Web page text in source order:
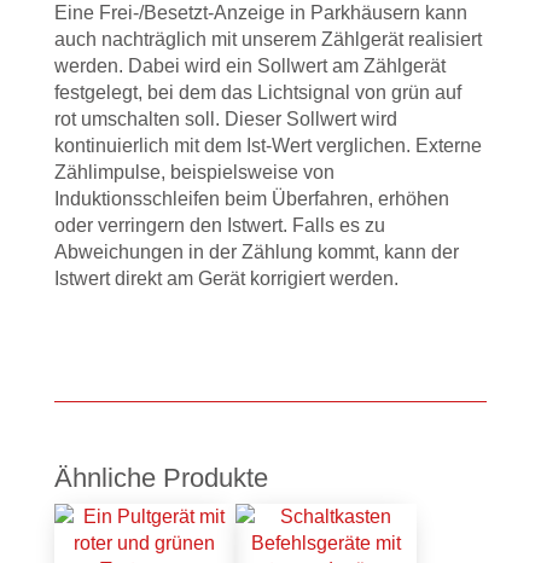
Eine Frei-/Besetzt-Anzeige in Parkhäusern kann
auch nachträglich mit unserem Zählgerät realisiert
werden. Dabei wird ein Sollwert am Zählgerät
festgelegt, bei dem das Lichtsignal von grün auf
rot umschalten soll. Dieser Sollwert wird
kontinuierlich mit dem Ist-Wert verglichen. Externe
Zählimpulse, beispielsweise von
Induktionsschleifen beim Überfahren, erhöhen
oder verringern den Istwert. Falls es zu
Abweichungen in der Zählung kommt, kann der
Istwert direkt am Gerät korrigiert werden.
Ähnliche Produkte